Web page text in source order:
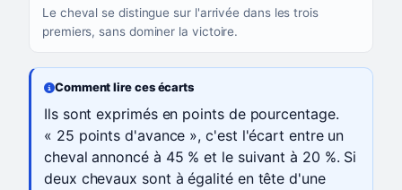
Le cheval se distingue sur l'arrivée dans les trois
premiers, sans dominer la victoire.
Comment lire ces écarts
Ils sont exprimés en points de pourcentage.
« 25 points d'avance », c'est l'écart entre un
cheval annoncé à 45 % et le suivant à 20 %. Si
deux chevaux sont à égalité en tête d'une